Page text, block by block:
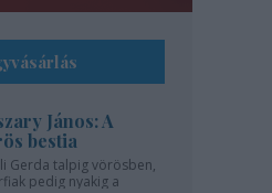
János: A
bestia
Gerda talpig vörösben,
pedig nyakig a